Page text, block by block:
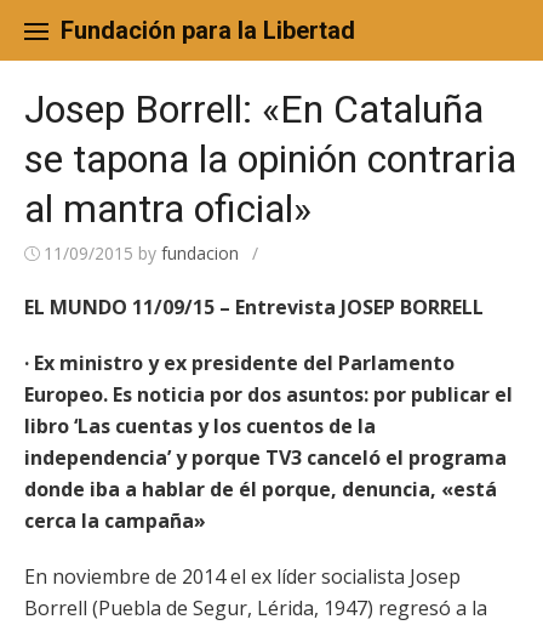
content
Fundación para la Libertad
Josep Borrell: «En Cataluña
se tapona la opinión contraria
al mantra oficial»
11/09/2015 by fundacion /
EL MUNDO 11/09/15 – Entrevista JOSEP BORRELL
· Ex ministro y ex presidente del Parlamento
Europeo. Es noticia por dos asuntos: por publicar el
libro ‘Las cuentas y los cuentos de la
independencia’ y porque TV3 canceló el programa
donde iba a hablar de él porque, denuncia, «está
cerca la campaña»
En noviembre de 2014 el ex líder socialista Josep
Borrell (Puebla de Segur, Lérida, 1947) regresó a la